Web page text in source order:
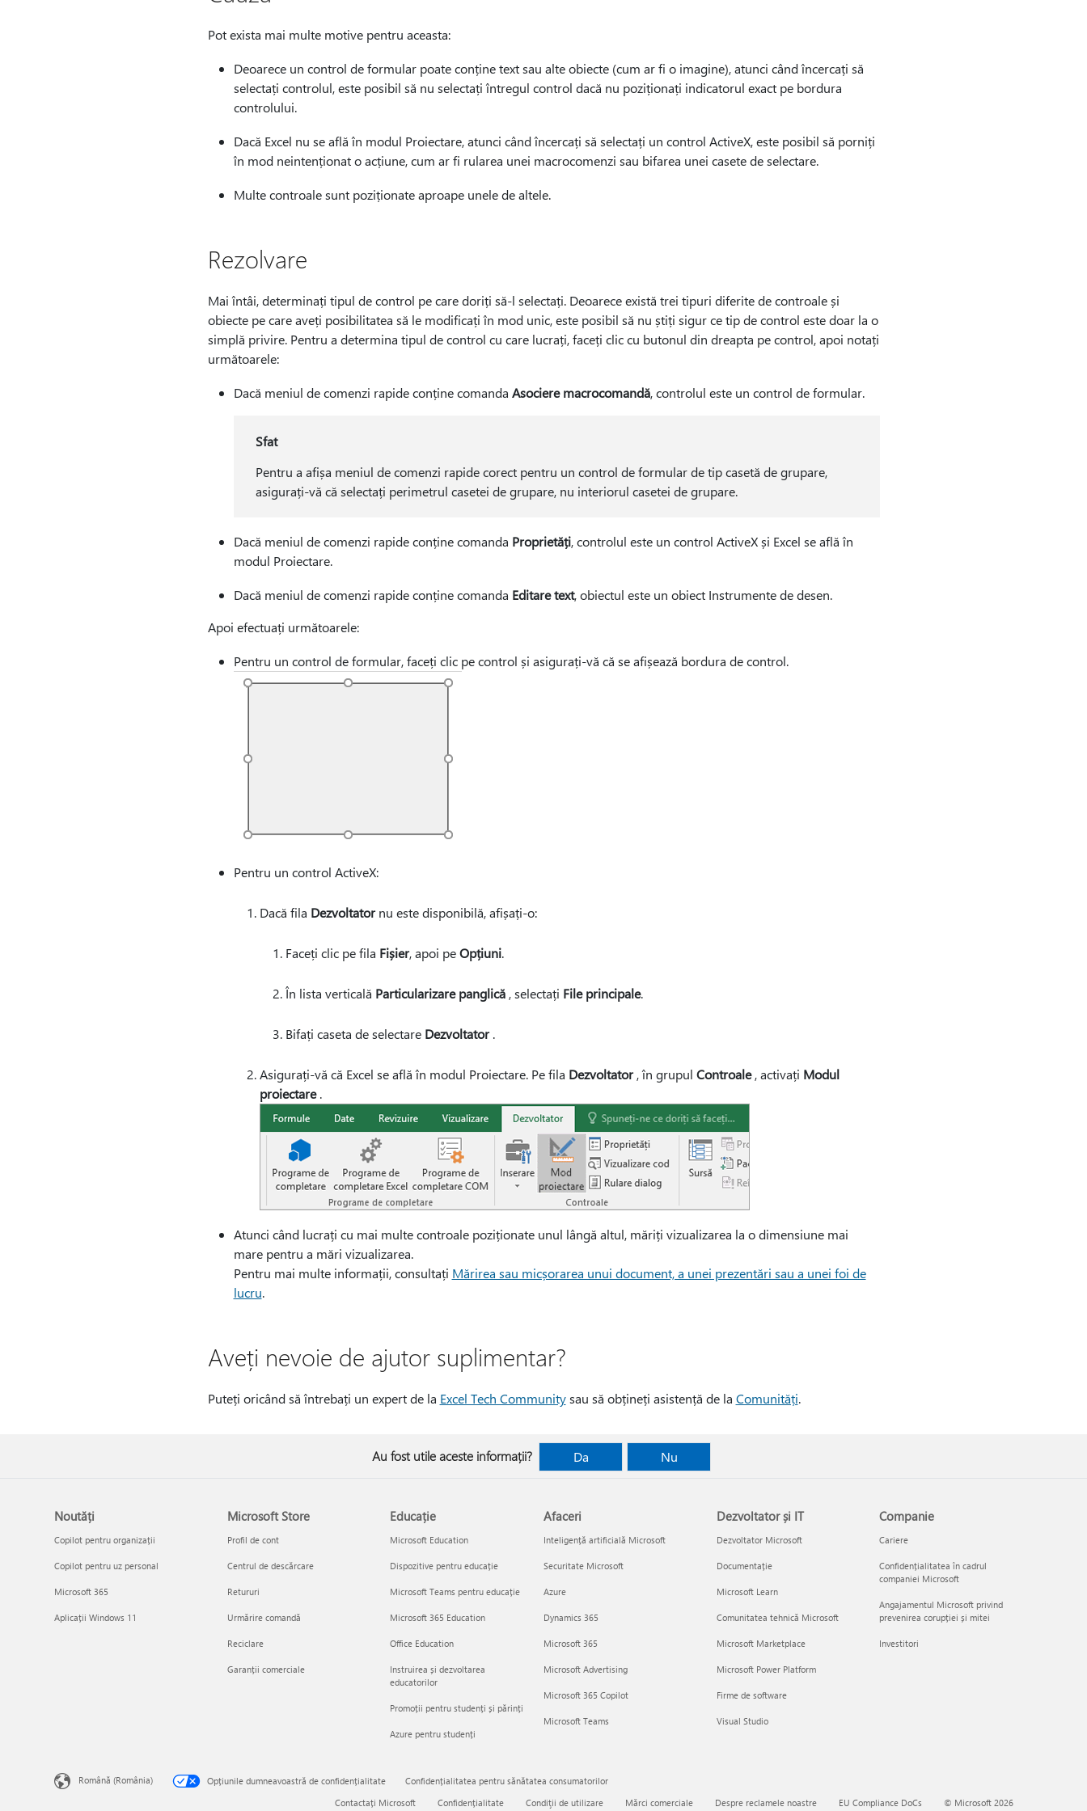
Pot exista mai multe motive pentru aceasta:
Deoarece un control de formular poate conține text sau alte obiecte (cum ar fi o imagine), atunci când încercați să
selectați controlul, este posibil să nu selectați întregul control dacă nu poziționați indicatorul exact pe bordura
controlului.
Dacă Excel nu se află în modul Proiectare, atunci când încercați să selectați un control ActiveX, este posibil să porniți
în mod neintenționat o acțiune, cum ar fi rularea unei macrocomenzi sau bifarea unei casete de selectare.
Multe controale sunt poziționate aproape unele de altele.
Rezolvare
Mai întâi, determinați tipul de control pe care doriți să-l selectați. Deoarece există trei tipuri diferite de controale și
obiecte pe care aveți posibilitatea să le modificați în mod unic, este posibil să nu știți sigur ce tip de control este doar la o
simplă privire. Pentru a determina tipul de control cu care lucrați, faceți clic cu butonul din dreapta pe control, apoi notați
următoarele:
Dacă meniul de comenzi rapide conține comanda Asociere macrocomandă, controlul este un control de formular.
Sfat
Pentru a afișa meniul de comenzi rapide corect pentru un control de formular de tip casetă de grupare,
asigurați-vă că selectați perimetrul casetei de grupare, nu interiorul casetei de grupare.
Dacă meniul de comenzi rapide conține comanda Proprietăți, controlul este un control ActiveX și Excel se află în
modul Proiectare.
Dacă meniul de comenzi rapide conține comanda Editare text, obiectul este un obiect Instrumente de desen.
Apoi efectuați următoarele:
Pentru un control de formular, faceți clic pe control și asigurați-vă că se afișează bordura de control.
Pentru un control ActiveX:
Dacă fila Dezvoltatornu este disponibilă, afișați-o:
Faceți clic pe fila Fișier, apoi peOpțiuni.
În lista verticală Particularizare panglică, selectați File principale.
Bifați caseta de selectare Dezvoltator.
Asigurați-vă că Excel se află în modul Proiectare. Pe fila Dezvoltator, în grupul Controale, activați Modul
proiectare.
Atunci când lucrați cu mai multe controale poziționate unul lângă altul, măriți vizualizarea la o dimensiune mai
mare pentru a mări vizualizarea.
Pentru mai multe informații, consultați Mărirea sau micșorarea unui document, a unei prezentări sau a unei foi de
lucru.
Aveți nevoie de ajutor suplimentar?
Puteți oricând să întrebați un expert de la Excel Tech Communitysau să obțineți asistență de la Comunități.
Au fost utile aceste informații? Da Nu
Noutăți
Copilot pentru organizații
Copilot pentru uz personal
Microsoft 365
Aplicații Windows 11
Microsoft Store
Profil de cont
Centrul de descărcare
Retururi
Urmărire comandă
Reciclare
Garanții comerciale
Educație
Microsoft Education
Dispozitive pentru educație
Microsoft Teams pentru educație
Microsoft 365 Education
Office Education
Instruirea și dezvoltarea
educatorilor
Promoții pentru studenți și părinți
Azure pentru studenți
Afaceri
Inteligență artificială Microsoft
Securitate Microsoft
Azure
Dynamics 365
Microsoft 365
Microsoft Advertising
Microsoft 365 Copilot
Microsoft Teams
Dezvoltator și IT
Dezvoltator Microsoft
Documentație
Microsoft Learn
Comunitatea tehnică Microsoft
Microsoft Marketplace
Microsoft Power Platform
Firme de software
Visual Studio
Companie
Cariere
Confidențialitatea în cadrul
companiei Microsoft
Angajamentul Microsoft privind
prevenirea corupției și mitei
Investitori
Română (România) Opțiunile dumneavoastră de confidențialitate
Confidențialitatea pentru sănătatea consumatorilor
Contactați Microsoft
Confidențialitate Condiţii de utilizare Mărci comerciale Despre reclamele noastre EU Compliance DoCs © Microsoft 2026